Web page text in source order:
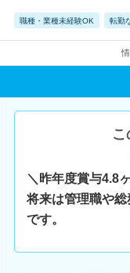
職種・業種未経験OK 転勤
こ
＼昨年度賞与4.8
将来は管理職や
です。